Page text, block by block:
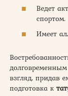
Ведет
спортом.
Имеет
взгляд, придав
подготовка к